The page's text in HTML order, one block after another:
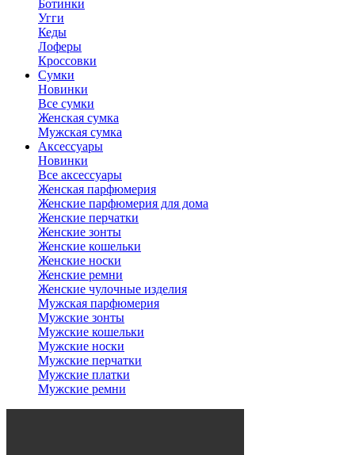
Ботинки
Угги
Кеды
Лоферы
Кроссовки
Сумки
Новинки
Все сумки
Женская сумка
Мужская сумка
Аксессуары
Новинки
Все аксессуары
Женская парфюмерия
Женские парфюмерия для дома
Женские перчатки
Женские зонты
Женские кошельки
Женские носки
Женские ремни
Женские чулочные изделия
Мужская парфюмерия
Мужские зонты
Мужские кошельки
Мужские носки
Мужские перчатки
Мужские платки
Мужские ремни